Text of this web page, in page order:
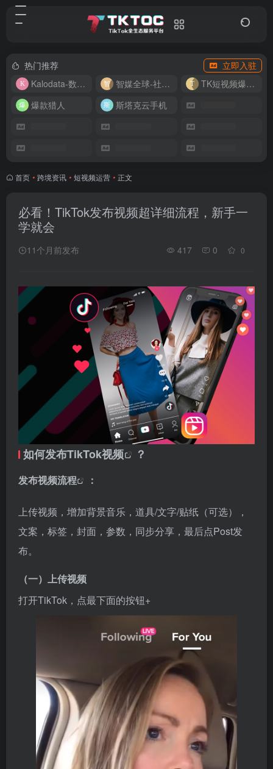
热门推荐
立即入驻
Kalodata-数据分析平台
智媒全球-社媒管理平台
TK短视频爆款复刻
爆款猎人
斯塔克云手机
首页 • 跨境资讯 • 短视频运营 • 正文
必看！TikTok发布视频超详细流程，新手一
学就会
11个月前发布 417 0 0
如何发布TikTok视频 ？
发布视频流程 ：
上传视频，增加背景音乐，道具/文字/贴纸（可选），
文案，标签，封面，参数，同步分享，最后点Post发
布。
（一）上传视频
打开TikTok，点最下面的按钮+